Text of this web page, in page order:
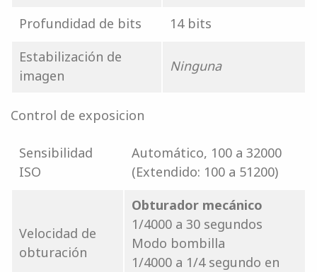
Profundidad de bits
14 bits
Estabilización de
imagen
Ninguna
Control de exposicion
Sensibilidad
ISO
Automático, 100 a 32000
(Extendido: 100 a 51200)
Velocidad de
obturación
Obturador mecánico
1/4000 a 30 segundos
Modo bombilla
1/4000 a 1/4 segundo en